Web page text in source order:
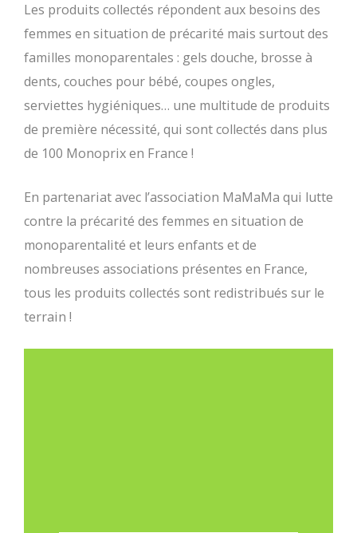
Les produits collectés répondent aux besoins des
femmes en situation de précarité mais surtout des
familles monoparentales : gels douche, brosse à
dents, couches pour bébé, coupes ongles,
serviettes hygiéniques… une multitude de produits
de première nécessité, qui sont collectés dans plus
de 100 Monoprix en France !
En partenariat avec l’association MaMaMa qui lutte
contre la précarité des femmes en situation de
monoparentalité et leurs enfants et de
nombreuses associations présentes en France,
tous les produits collectés sont redistribués sur le
terrain !